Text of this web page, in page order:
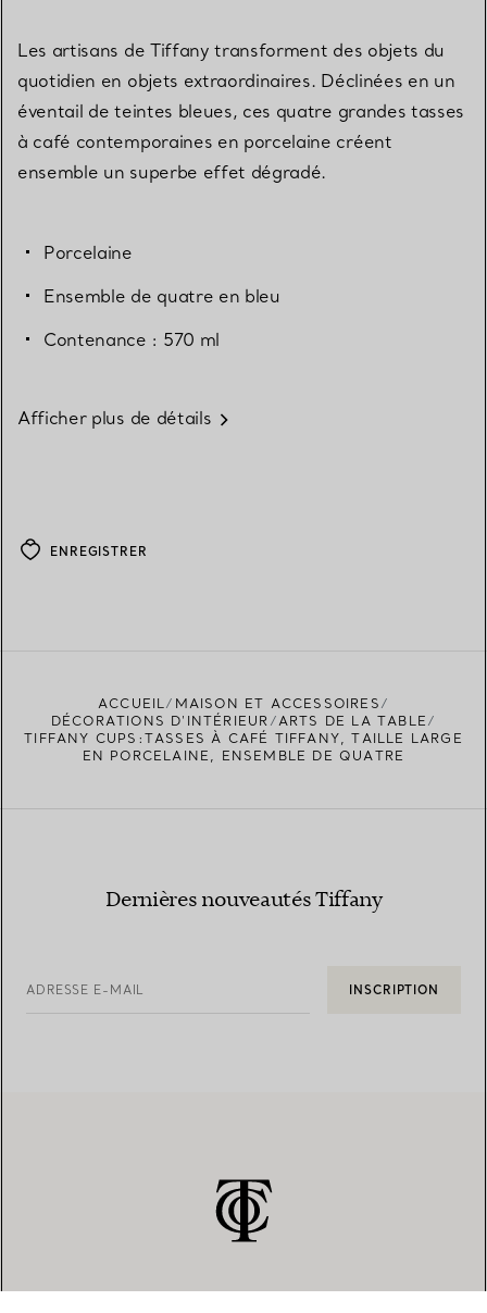
Les artisans de Tiffany transforment des objets du
quotidien en objets extraordinaires. Déclinées en un
éventail de teintes bleues, ces quatre grandes tasses
à café contemporaines en porcelaine créent
ensemble un superbe effet dégradé.
Porcelaine
Ensemble de quatre en bleu
Contenance : 570 ml
Afficher plus de détails
ENREGISTRER
ACCUEIL
MAISON ET ACCESSOIRES
DÉCORATIONS D'INTÉRIEUR
ARTS DE LA TABLE
TIFFANY CUPS:TASSES À CAFÉ TIFFANY, TAILLE LARGE
EN PORCELAINE, ENSEMBLE DE QUATRE
Dernières nouveautés Tiffany
ADRESSE E-MAIL INSCRIPTION